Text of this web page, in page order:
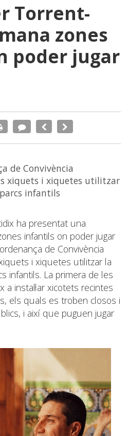
Torrent-
zones
poder jugar
de Convivència
xiquets i xiquetes utilitzar
infantils
ha presentat una
infantils on poder jugar
de Convivència
i xiquetes utilitzar la
infantils. La primera de les
instal·lar xicotets recintes
els quals es troben closos i
i així que puguen jugar